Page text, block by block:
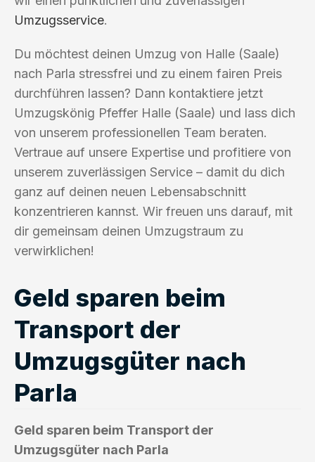
Umzugsservice.
Du möchtest deinen Umzug von Halle (Saale)
nach Parla stressfrei und zu einem fairen Preis
durchführen lassen? Dann kontaktiere jetzt
Umzugskönig Pfeffer Halle (Saale) und lass dich
von unserem professionellen Team beraten.
Vertraue auf unsere Expertise und profitiere von
unserem zuverlässigen Service – damit du dich
ganz auf deinen neuen Lebensabschnitt
konzentrieren kannst. Wir freuen uns darauf, mit
dir gemeinsam deinen Umzugstraum zu
verwirklichen!
Geld sparen beim
Transport der
Umzugsgüter nach
Parla
Geld sparen beim Transport der
Umzugsgüter nach Parla